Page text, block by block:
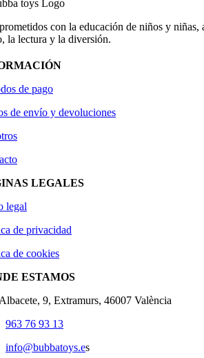
con la educación de niños y niñas,
la lectura y la diversión.
de pago
de envío y devoluciones
LEGALES
legal
de privacidad
de cookies
ESTAMOS
9, Extramurs, 46007 València
963 76 93 13
info@bubbatoys.es